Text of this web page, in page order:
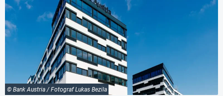
© Bank Austria / Fotograf Lukas Bezila